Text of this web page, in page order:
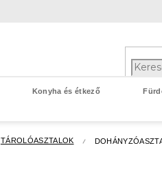
Konyha és étkező
TÁROLÓASZTALOK